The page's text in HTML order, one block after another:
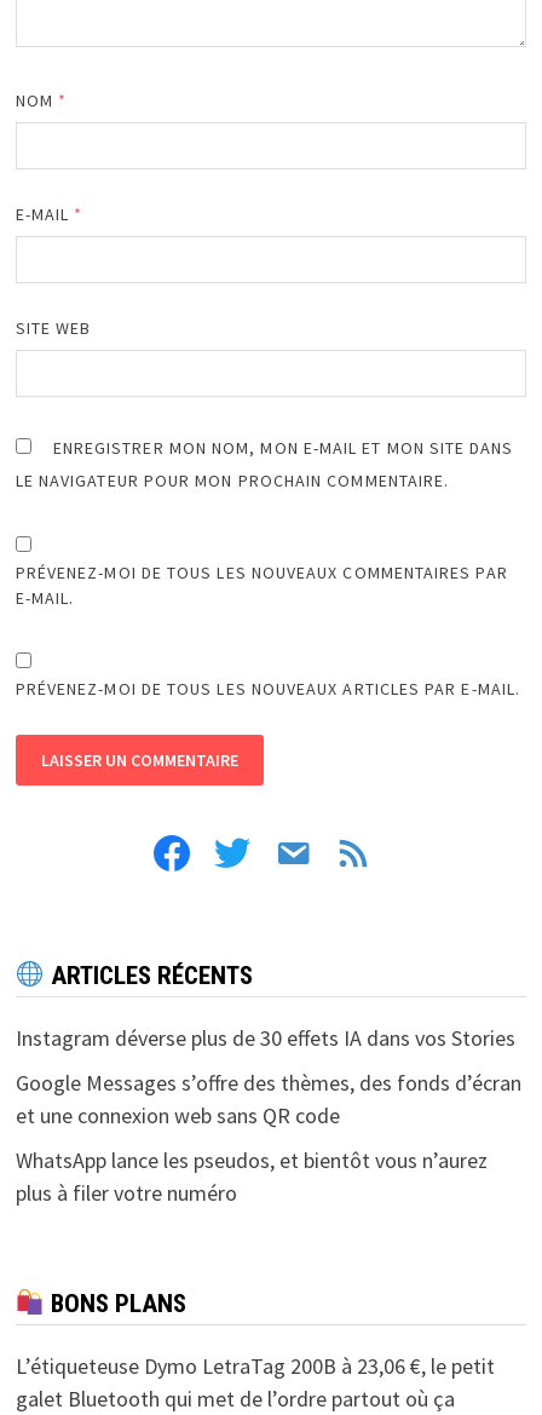
NOM *
E-MAIL *
SITE WEB
ENREGISTRER MON NOM, MON E-MAIL ET MON SITE DANS
LE NAVIGATEUR POUR MON PROCHAIN COMMENTAIRE.
PRÉVENEZ-MOI DE TOUS LES NOUVEAUX COMMENTAIRES PAR
E-MAIL.
PRÉVENEZ-MOI DE TOUS LES NOUVEAUX ARTICLES PAR E-MAIL.
facebooktwitter email feed
ARTICLES RÉCENTS
Instagram déverse plus de 30 effets IA dans vos Stories
Google Messages s’offre des thèmes, des fonds d’écran
et une connexion web sans QR code
WhatsApp lance les pseudos, et bientôt vous n’aurez
plus à filer votre numéro
BONS PLANS
L’étiqueteuse Dymo LetraTag 200B à 23,06 €, le petit
galet Bluetooth qui met de l’ordre partout où ça